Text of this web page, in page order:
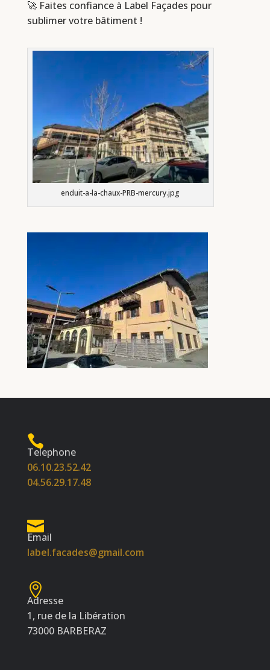
🚀 Faites confiance à Label Façades pour
sublimer votre bâtiment !
enduit-a-la-chaux-PRB-mercury.jpg
Telephone
06.10.23.52.42
04.56.29.17.48
Email
label.facades@gmail.com
Adresse
1, rue de la Libération
73000 BARBERAZ